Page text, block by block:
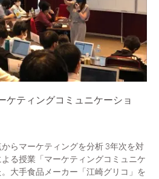
ケティングコミュニケーショ
らマーケティングを分析 3年次を対
る授業「マーケティングコミュニケ
大手食品メーカー「江崎グリコ」を